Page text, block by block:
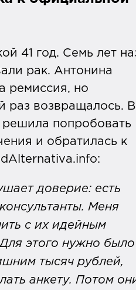
41 год. Семь лет
рак. Антонина
ремиссия, но
раз возвращалось. В
попробовать
и обратилась к
доверие: есть
Меня
с их идейным
этого нужно было
тысяч рублей,
анкету. Потом